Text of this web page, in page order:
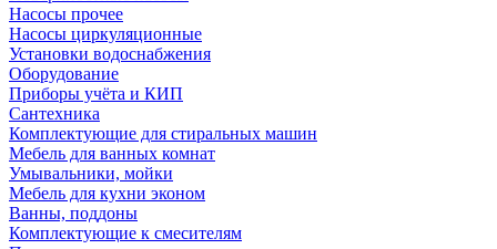
Насосы прочее
Насосы циркуляционные
Установки водоснабжения
Оборудование
Приборы учёта и КИП
Сантехника
Комплектующие для стиральных машин
Мебель для ванных комнат
Умывальники, мойки
Мебель для кухни эконом
Ванны, поддоны
Комплектующие к смесителям